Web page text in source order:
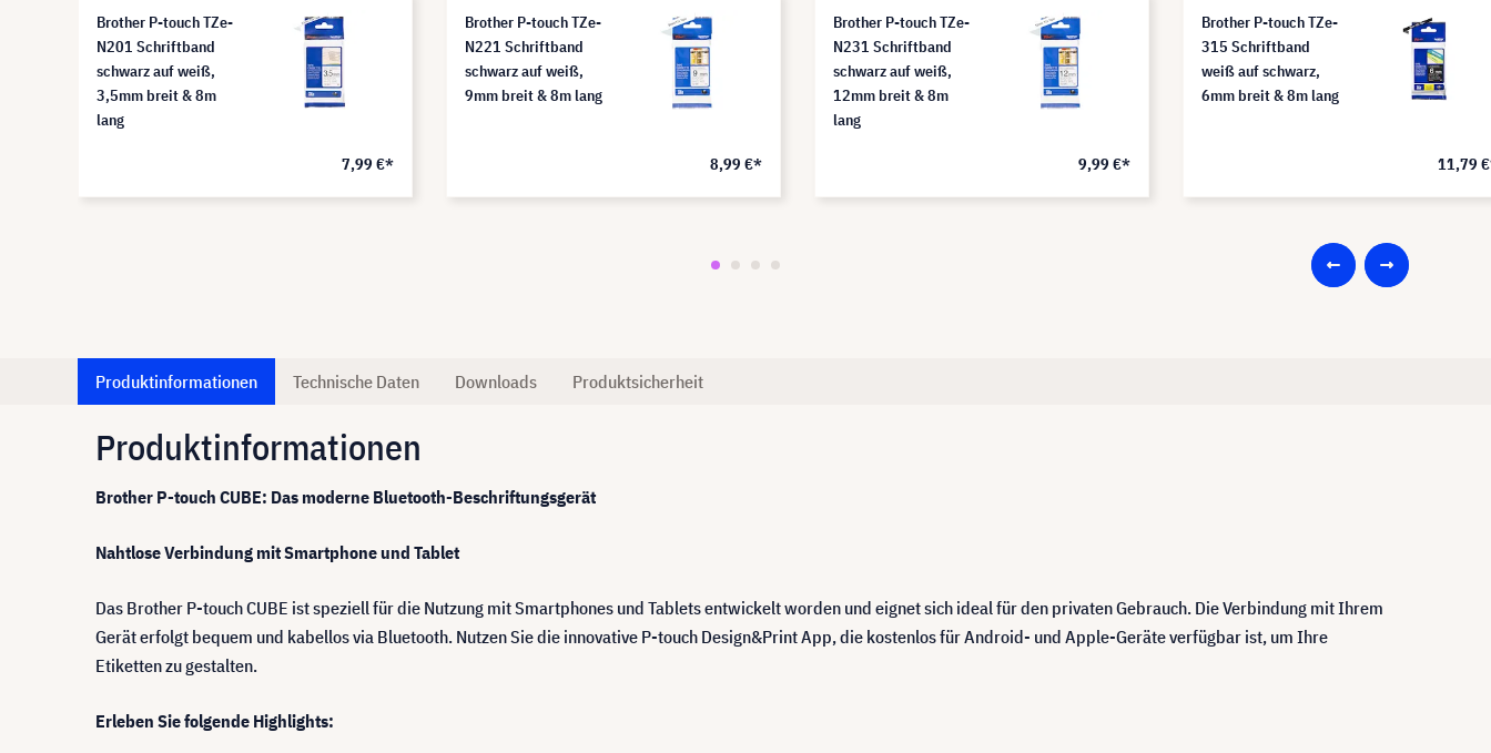
Brother P-touch TZe-
N201 Schriftband
schwarz auf weiß,
3,5mm breit & 8m
lang
7,99 €*
Brother P-touch TZe-
N221 Schriftband
schwarz auf weiß,
9mm breit & 8m lang
8,99 €*
Brother P-touch TZe-
N231 Schriftband
schwarz auf weiß,
12mm breit & 8m
lang
9,99 €*
Brother P-touch TZe-
315 Schriftband
weiß auf schwarz,
6mm breit & 8m lang
11,79
Produktinformationen Technische Daten Downloads Produktsicherheit
Produktinformationen
Brother P-touch CUBE: Das moderne Bluetooth-Beschriftungsgerät
Nahtlose Verbindung mit Smartphone und Tablet
Das Brother P-touch CUBE ist speziell für die Nutzung mit Smartphones und Tablets entwickelt worden und eignet sich ideal für den privaten Gebrauch. Die Verbindung mit Ihrem
Gerät erfolgt bequem und kabellos via Bluetooth. Nutzen Sie die innovative P-touch Design&Print App, die kostenlos für Android- und Apple-Geräte verfügbar ist, um Ihre
Etiketten zu gestalten.
Erleben Sie folgende Highlights: